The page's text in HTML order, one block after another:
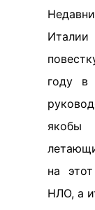
году в
якобы
на
НЛО, а